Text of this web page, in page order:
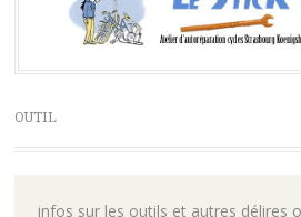
contenu
principal
OUTIL
infos sur les outils et autres délires